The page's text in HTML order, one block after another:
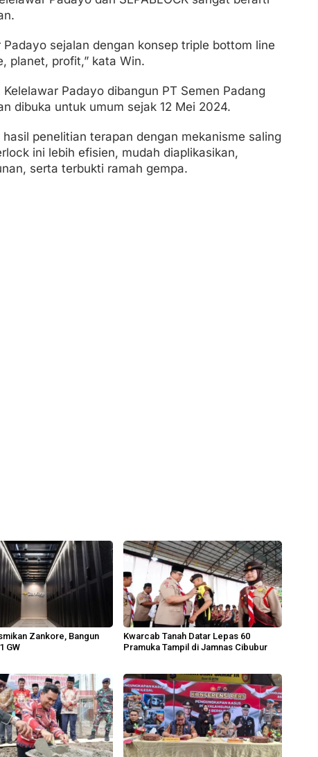
Padayo sejalan dengan konsep triple bottom line
planet, profit,” kata Win.
Padayo dibangun PT Semen Padang
dibuka untuk umum sejak 12 Mei 2024.
hasil penelitian terapan dengan mekanisme saling
ini lebih efisien, mudah diaplikasikan,
serta terbukti ramah gempa.
Zankore, Bangun
GW
Kwarcab Tanah Datar Lepas 60
Pramuka Tampil di Jamnas Cibubur